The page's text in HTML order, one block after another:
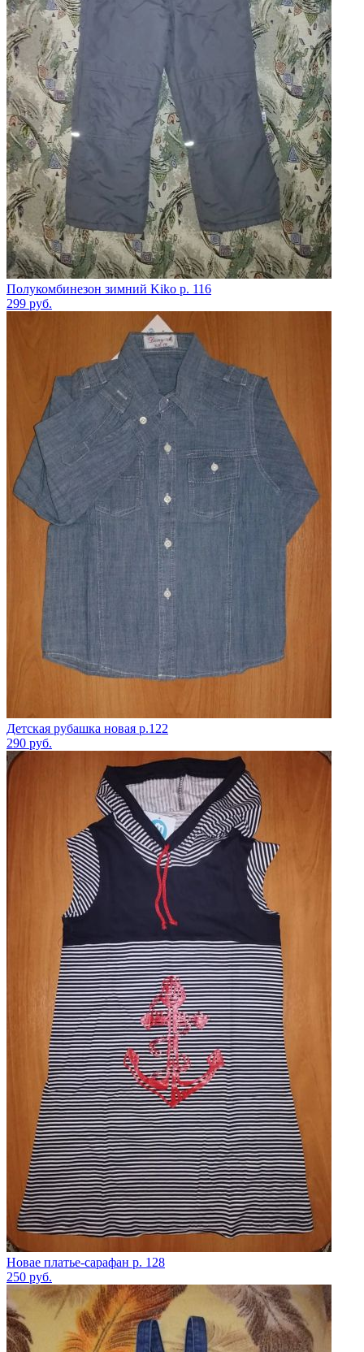
Полукомбинезон зимний Kiko р. 116
299 руб.
Детская рубашка новая р.122
290 руб.
Новае платье-сарафан р. 128
250 руб.